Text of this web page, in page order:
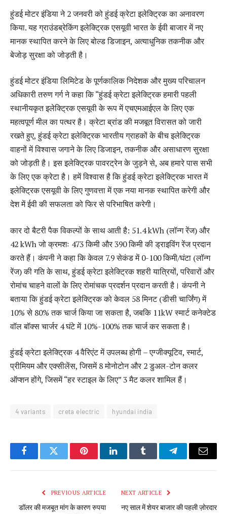
हुंडई मोटर इंडिया ने 2 जनवरी को हुंडई क्रेटा इलेक्ट्रिक का अनावरण
किया. यह ग्राउंडब्रेकिंग इलेक्ट्रिक एसयूवी भारत के ईवी बाजार में नए
मानक स्थापित करने के लिए बोल्ड डिजाइन, अत्याधुनिक तकनीक और
बेजोड़ सुरक्षा को जोड़ती है।
हुंडई मोटर इंडिया लिमिटेड के पूर्णकालिक निदेशक और मुख्य परिचालन
अधिकारी तरुण गर्ग ने कहा कि “हुंडई क्रेटा इलेक्ट्रिक हमारी पहली
स्थानीयकृत इलेक्ट्रिक एसयूवी के रूप में एचएमआईएल के लिए एक
महत्वपूर्ण मील का पत्थर है। क्रेटा ब्रांड की मजबूत विरासत को जारी
रखते हुए, हुंडई क्रेटा इलेक्ट्रिक भारतीय ग्राहकों के बीच इलेक्ट्रिक
वाहनों में विश्वास जगाने के लिए डिजाइन, तकनीक और असाधारण सुरक्षा
को जोड़ती है। इस इलेक्ट्रिक पावरट्रेन के जुड़ने से, अब हमारे पास सभी
के लिए एक क्रेटा है। हमें विश्वास है कि हुंडई क्रेटा इलेक्ट्रिक भारत में
इलेक्ट्रिक एसयूवी के लिए गुणवत्ता में एक नया मानक स्थापित करेगी और
देश में ईवी की सफलता को फिर से परिभाषित करेगी।
कार दो बैटरी पैक विकल्पों के साथ आती है: 51.4 kWh (लॉन्ग रेंज) और
42 kWh जो क्रमशः 473 किमी और 390 किमी की ड्राइविंग रेंज प्रदान
करते हैं। कंपनी ने कहा कि केवल 7.9 सेकंड में 0-100 किमी/घंटा (लॉन्ग
रेंज) की गति के साथ, हुंडई क्रेटा इलेक्ट्रिक शहरी यात्रियों, परिवारों और
रोमांच चाहने वालों के लिए रोमांचक प्रदर्शन प्रदान करती है। कंपनी ने
बताया कि हुंडई क्रेटा इलेक्ट्रिक को केवल 58 मिनट (डीसी चार्जिंग) में
10% से 80% तक चार्ज किया जा सकता है, जबकि 11kW स्मार्ट कनेक्टेड
वॉल बॉक्स चार्जर 4 घंटे में 10%-100% तक चार्ज कर सकता है।
हुंडई क्रेटा इलेक्ट्रिक 4 वैरिएंट में उपलब्ध होगी – एग्जीक्यूटिव, स्मार्ट,
प्रीमियम और एक्सीलेंस, जिसमें 8 मोनोटोन और 2 डुअल-टोन कलर
ऑप्शन होंगे, जिसमें “हर स्टाइल के लिए” 3 मैट कलर शामिल हैं।
4 variants creta electric hyundai india
FacebookTwitter PinterestLinkedInTumblr TelegramEmail
PREVIOUS ARTICLE
डॉलर की मजबूत मांग के कारण रुपया
NEXT ARTICLE
नए साल में शेयर बाजार की पहली ज़ोरदार